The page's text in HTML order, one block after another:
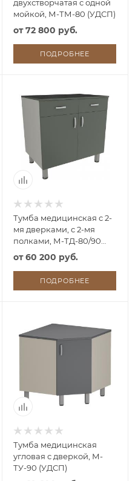
двухстворчатая с одной
мойкой, М-ТМ-80 (УДСП)
от72 800 руб.
ПОДРОБНЕЕ
Тумба медицинская с 2-
мя дверками, с 2-мя
полками, М-ТД-80/90
(УДСП, 2 ящика)
от60 200 руб.
ПОДРОБНЕЕ
Тумба медицинская
угловая с дверкой, М-
ТУ-90 (УДСП)